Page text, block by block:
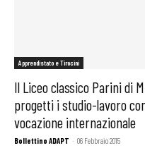
Apprendistato e Tirocini
Il Liceo classico Parini di
progetti i studio-lavoro
vocazione internazionale
Bollettino ADAPT - 06 Febbraio 2015